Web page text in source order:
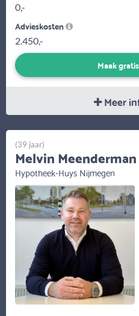
0,-
Advieskosten
2.450,-
Maak
Meer
(39 jaar)
Melvin Meenderman
Hypotheek-Huys Nijmegen